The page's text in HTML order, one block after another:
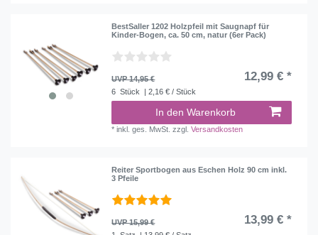
BestSaller 1202 Holzpfeil mit Saugnapf für
Kinder-Bogen, ca. 50 cm, natur (6er Pack)
UVP 14,95 € 12,99 € *
6 Stück | 2,16 € / Stück
In den Warenkorb
*inkl. ges. MwSt. zzgl.Versandkosten
Reiter Sportbogen aus Eschen Holz 90 cm inkl.
3 Pfeile
UVP 15,99 € 13,99 € *